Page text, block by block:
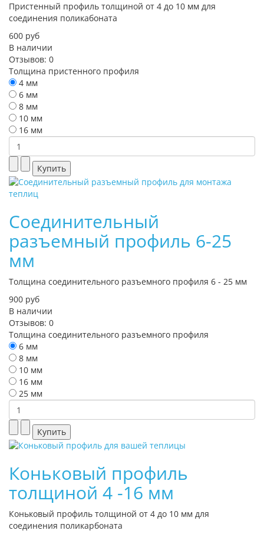
Пристенный профиль толщиной от 4 до 10 мм для
соединения поликабоната
600 руб
В наличии
Отзывов: 0
Толщина пристенного профиля
4 мм
6 мм
8 мм
10 мм
16 мм
Соединительный
разъемный профиль 6-25
мм
Толщина соединительного разъемного профиля 6 - 25 мм
900 руб
В наличии
Отзывов: 0
Толщина соединительного разъемного профиля
6 мм
8 мм
10 мм
16 мм
25 мм
Коньковый профиль
толщиной 4 -16 мм
Коньковый профиль толщиной от 4 до 10 мм для
соединения поликарбоната